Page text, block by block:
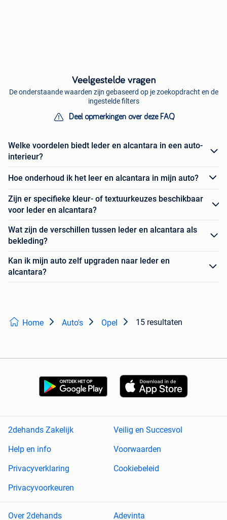
Veelgestelde vragen
De onderstaande waarden zijn gebaseerd op je zoekopdracht en de
ingestelde filters
Deel opmerkingen over deze FAQ
Welke voordelen biedt leder en alcantara in een auto-
interieur?
Hoe onderhoud ik het leer en alcantara in mijn auto?
Zijn er specifieke kleur- of textuurkeuzes beschikbaar
voor leder en alcantara?
Wat zijn de verschillen tussen leder en alcantara als
bekleding?
Kan ik mijn auto zelf upgraden naar leder en
alcantara?
Home Auto's Opel 15 resultaten
2dehands Zakelijk
Veilig en Succesvol
Help en info
Voorwaarden
Privacyverklaring
Cookiebeleid
Privacyvoorkeuren
Over 2dehands Adevinta